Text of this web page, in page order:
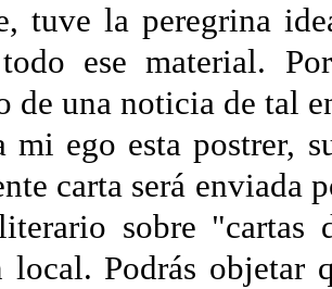
tuve la peregrina
ese material.
de una noticia de tal
mi ego esta postrer,
carta será enviada
sobre "cartas
local. Podrás objetar